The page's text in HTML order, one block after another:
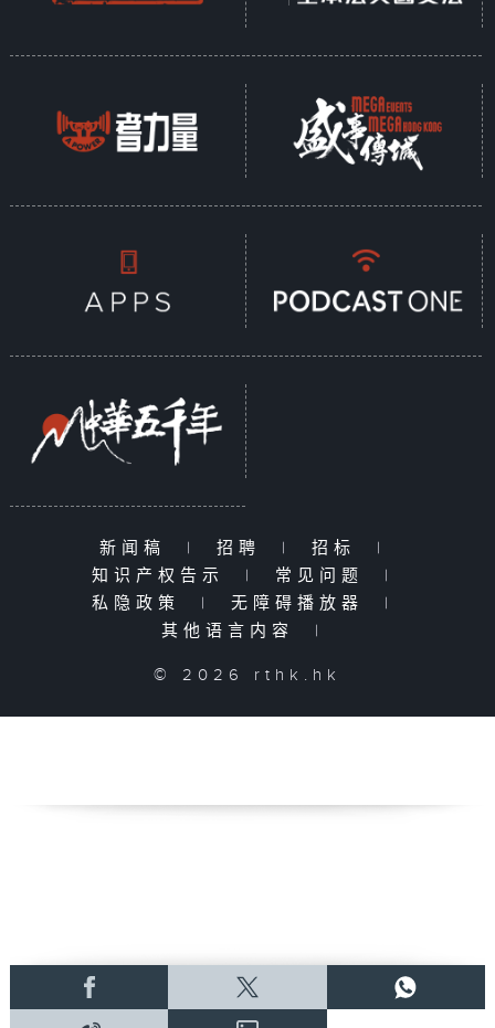
新闻稿 | 招聘 | 招标
|
知识产权告示
| 常见问题
|
私隐政策
| 无障碍播放器
|
其他语言内容
|
© 2026 rthk.hk